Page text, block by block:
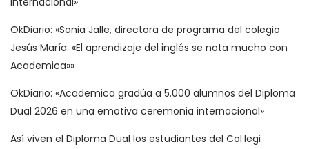
OkDiario: «Sonia Jalle, directora de programa del colegio
Jesús María: «El aprendizaje del inglés se nota mucho con
Academica»»
OkDiario: «Academica gradúa a 5.000 alumnos del Diploma
Dual 2026 en una emotiva ceremonia internacional»
Así viven el Diploma Dual los estudiantes del Col·legi